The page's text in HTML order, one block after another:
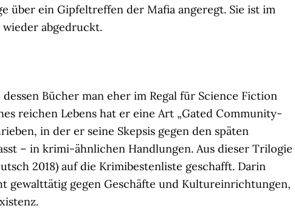
über ein Gipfeltreffen der Mafia angeregt. Sie ist im
abgedruckt.
Bücher man eher im Regal für Science Fiction
reichen Lebens hat er eine Art „Gated Community-
in der er seine Skepsis gegen den späten
– in krimi-ähnlichen Handlungen. Aus dieser Trilogie
2018) auf die Krimibestenliste geschafft. Darin
gegen Geschäfte und Kultureinrichtungen,